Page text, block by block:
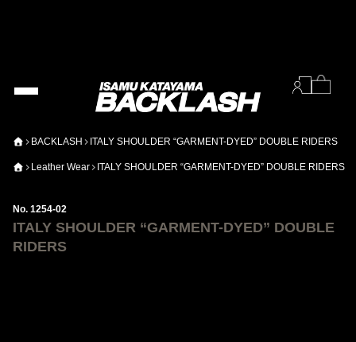
BACKLASH ITALY SHOULDER “GARMENT-DYED” DOUBLE RIDERS
Leather Wear ITALY SHOULDER “GARMENT-DYED” DOUBLE RIDERS
No. 1254-02
ITALY SHOULDER “GARMENT-DYED” DOUBLE
RIDERS